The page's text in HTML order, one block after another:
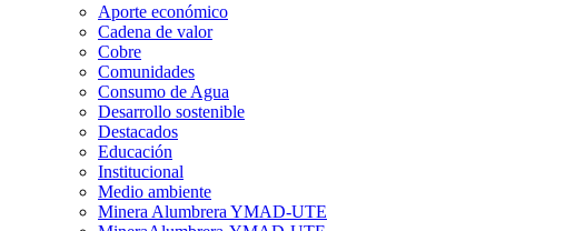
Aporte económico
Cadena de valor
Cobre
Comunidades
Consumo de Agua
Desarrollo sostenible
Destacados
Educación
Institucional
Medio ambiente
Minera Alumbrera YMAD-UTE